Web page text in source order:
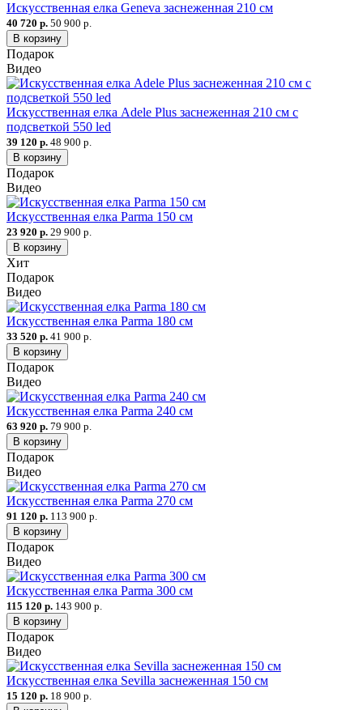
Искусственная елка Geneva заснеженная 210 см
40 720 р. 50 900 р.
В корзину
Подарок
Видео
Искусственная елка Adele Plus заснеженная 210 см с
подсветкой 550 led
39 120 р. 48 900 р.
В корзину
Подарок
Видео
Искусственная елка Parma 150 см
23 920 р. 29 900 р.
В корзину
Хит
Подарок
Видео
Искусственная елка Parma 180 см
33 520 р. 41 900 р.
В корзину
Подарок
Видео
Искусственная елка Parma 240 см
63 920 р. 79 900 р.
В корзину
Подарок
Видео
Искусственная елка Parma 270 см
91 120 р. 113 900 р.
В корзину
Подарок
Видео
Искусственная елка Parma 300 см
115 120 р. 143 900 р.
В корзину
Подарок
Видео
Искусственная елка Sevilla заснеженная 150 см
15 120 р. 18 900 р.